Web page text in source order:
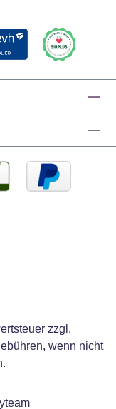
zzgl.
wenn nicht